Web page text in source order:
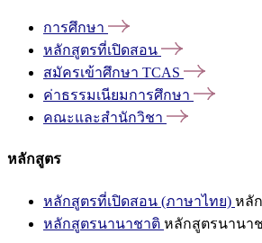
การศึกษา
หลักสูตรที่เปิดสอน
สมัครเข้าศึกษา TCAS
ค่าธรรมเนียมการศึกษา
คณะและสำนักวิชา
หลักสูตร
หลักสูตรที่เปิดสอน (ภาษาไทย) หลั
หลักสูตรนานาชาติ หลักสูตรนานา